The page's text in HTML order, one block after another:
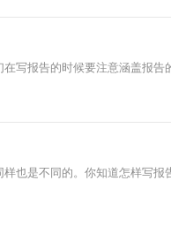
写报告的时候要注意涵盖报告
也是不同的。你知道怎样写报